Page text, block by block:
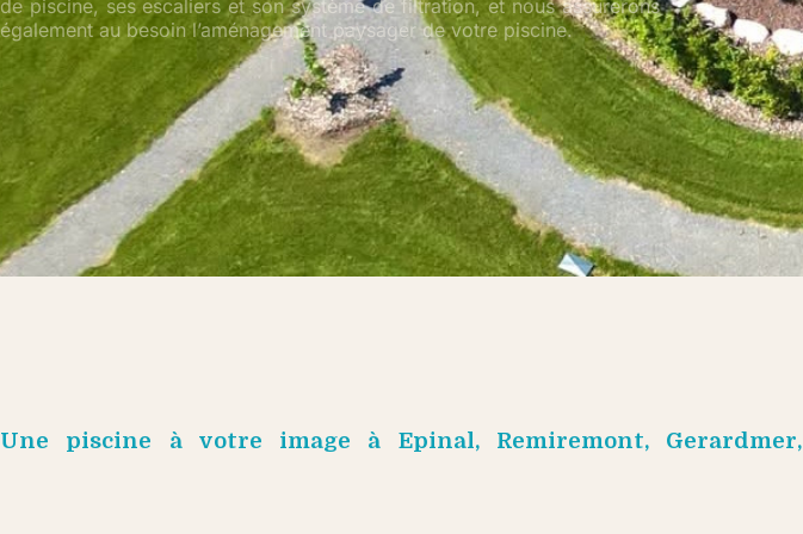
de piscine, ses escaliers et son système de filtration, et nous assurerons
également au besoin l’aménagement paysager de votre piscine.
Une piscine à votre image à Epinal, Remiremont, Gerardmer,